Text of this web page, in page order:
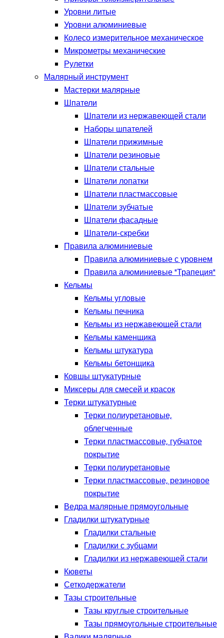
Уровни литые
Уровни алюминиевые
Колесо измерительное механическое
Микрометры механические
Рулетки
Малярный инструмент
Мастерки малярные
Шпатели
Шпатели из нержавеющей стали
Наборы шпателей
Шпатели прижимные
Шпатели резиновые
Шпатели стальные
Шпатели лопатки
Шпатели пластмассовые
Шпатели зубчатые
Шпатели фасадные
Шпатели-скребки
Правила алюминиевые
Правила алюминиевые с уровнем
Правила алюминиевые "Трапеция"
Кельмы
Кельмы угловые
Кельмы печника
Кельмы из нержавеющей стали
Кельмы каменщика
Кельмы штукатура
Кельмы бетонщика
Ковшы штукатурные
Миксеры для смесей и красок
Терки штукатурные
Терки полиуретановые,
облегченные
Терки пластмассовые, губчатое
покрытие
Терки полиуретановые
Терки пластмассовые, резиновое
покрытие
Ведра малярные прямоугольные
Гладилки штукатурные
Гладилки стальные
Гладилки с зубцами
Гладилки из нержавеющей стали
Кюветы
Сеткодержатели
Тазы строительные
Тазы круглые строительные
Тазы прямоугольные строительные